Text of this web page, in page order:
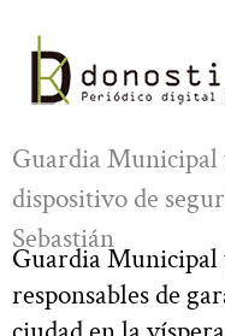
contenido
Guardia Municipal
dispositivo de
Sebastián
Guardia Municipal
responsables de